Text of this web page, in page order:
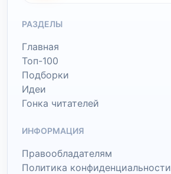
РАЗДЕЛЫ
Главная
Топ-100
Подборки
Идеи
Гонка читателей
ИНФОРМАЦИЯ
Правообладателям
Политика конфиденциальности